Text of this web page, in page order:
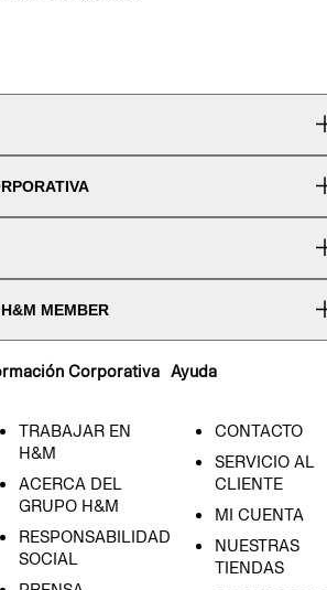
MEMBER
Corporativa
TRABAJAR EN
H&M
ACERCA DEL
GRUPO H&M
RESPONSABILIDAD
SOCIAL
Ayuda
CONTACTO
SERVICIO AL
CLIENTE
MI CUENTA
NUESTRAS
TIENDAS